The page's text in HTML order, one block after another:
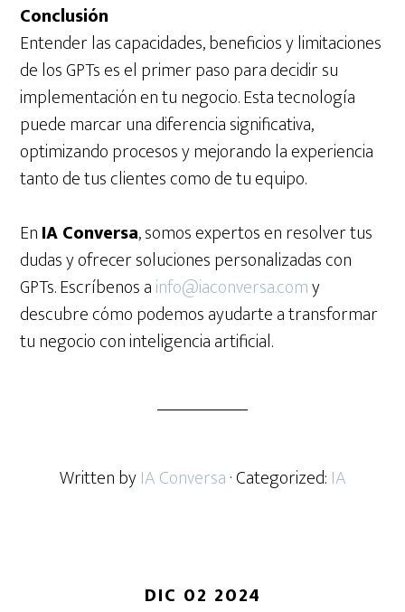
Conclusión
Entender las capacidades, beneficios y limitaciones
de los GPTs es el primer paso para decidir su
implementación en tu negocio. Esta tecnología
puede marcar una diferencia significativa,
optimizando procesos y mejorando la experiencia
tanto de tus clientes como de tu equipo.
EnIA Conversa, somos expertos en resolver tus
dudas y ofrecer soluciones personalizadas con
GPTs. Escríbenos ainfo@iaconversa.comy
descubre cómo podemos ayudarte a transformar
tu negocio con inteligencia artificial.
Written byIA Conversa· Categorized: IA
DIC 02 2024